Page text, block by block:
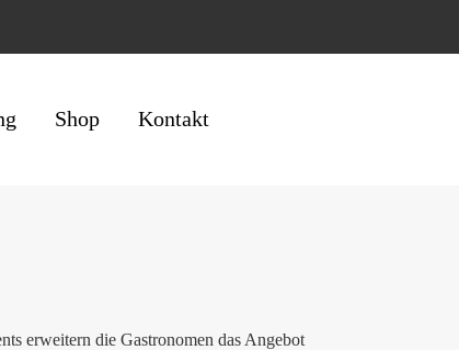
Shop Kontakt
erweitern die Gastronomen das Angebot